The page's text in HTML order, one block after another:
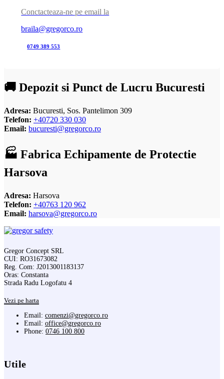
Conctacteaza-ne pe email la
braila@gregorco.ro
0749 389 553
🚚 Depozit si Punct de Lucru Bucuresti
Adresa: Bucuresti, Sos. Pantelimon 309
Telefon: +40720 330 030
Email: bucuresti@gregorco.ro
🏭 Fabrica Echipamente de Protectie
Harsova
Adresa: Harsova
Telefon: +40763 120 962
Email: harsova@gregorco.ro
Gregor Concept SRL
CUI: RO31673082
Reg. Com: J2013001183137
Oras: Constanta
Strada Radu Logofatu 4
Vezi pe harta
Email: comenzi@gregorco.ro
Email: office@gregorco.ro
Phone: 0746 100 800
Utile